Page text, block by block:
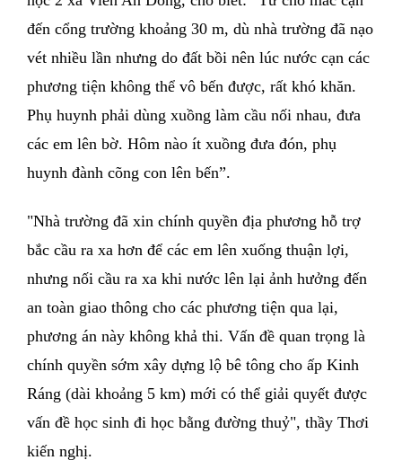
đến cổng trường khoảng 30 m, dù nhà trường đã nạo
vét nhiều lần nhưng do đất bồi nên lúc nước cạn các
phương tiện không thể vô bến được, rất khó khăn.
Phụ huynh phải dùng xuồng làm cầu nối nhau, đưa
các em lên bờ. Hôm nào ít xuồng đưa đón, phụ
huynh đành cõng con lên bến”.
"Nhà trường đã xin chính quyền địa phương hỗ trợ
bắc cầu ra xa hơn để các em lên xuống thuận lợi,
nhưng nối cầu ra xa khi nước lên lại ảnh hưởng đến
an toàn giao thông cho các phương tiện qua lại,
phương án này không khả thi. Vấn đề quan trọng là
chính quyền sớm xây dựng lộ bê tông cho ấp Kinh
Ráng (dài khoảng 5 km) mới có thể giải quyết được
vấn đề học sinh đi học bằng đường thuỷ", thầy Thơi
kiến nghị.